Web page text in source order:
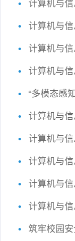
计算机与
计算机与
计算机与
计算机与
“多模态感
计算机与
计算机与
计算机与
计算机与
计算机与
筑牢校园